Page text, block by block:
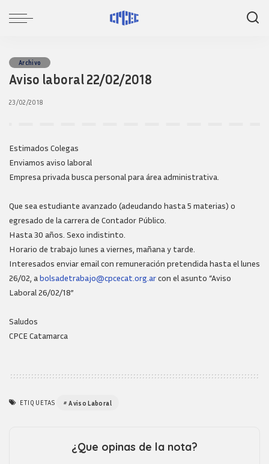
Archivo
Aviso laboral 22/02/2018
23/02/2018
Estimados Colegas
Enviamos aviso laboral
Empresa privada busca personal para área administrativa.
Que sea estudiante avanzado (adeudando hasta 5 materias) o
egresado de la carrera de Contador Público.
Hasta 30 años. Sexo indistinto.
Horario de trabajo lunes a viernes, mañana y tarde.
Interesados enviar email con remuneración pretendida hasta el lunes
26/02, abolsadetrabajo@cpcecat.org.arcon el asunto “Aviso
Laboral 26/02/18”
Saludos
CPCE Catamarca
ETIQUETAS Aviso Laboral
¿Que opinas de la nota?